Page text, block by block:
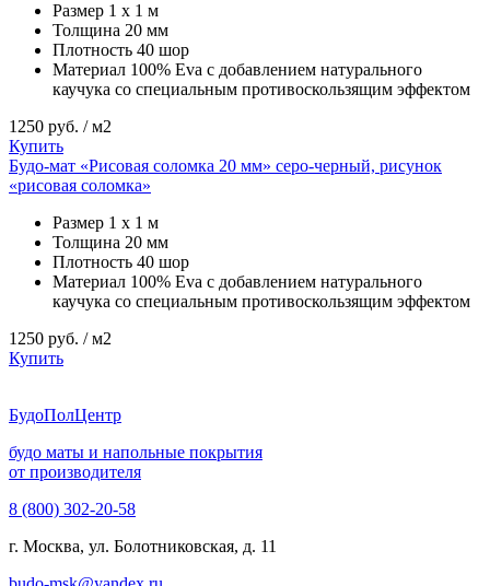
Размер 1 х 1 м
Толщина 20 мм
Плотность 40 шор
Материал 100% Eva с добавлением натурального
каучука со специальным противоскользящим эффектом
1250 руб. / м2
Купить
Будо-мат «Рисовая соломка 20 мм» серо-черный, рисунок
«рисовая соломка»
Размер 1 х 1 м
Толщина 20 мм
Плотность 40 шор
Материал 100% Eva с добавлением натурального
каучука со специальным противоскользящим эффектом
1250 руб. / м2
Купить
БудоПолЦентр
будо маты и напольные покрытия
от производителя
8 (800) 302-20-58
г. Москва, ул. Болотниковская, д. 11